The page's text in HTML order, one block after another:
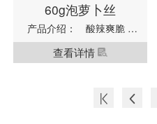
60g泡萝卜丝
产品介绍：
酸辣爽脆 丝
丝入味...
查看详情